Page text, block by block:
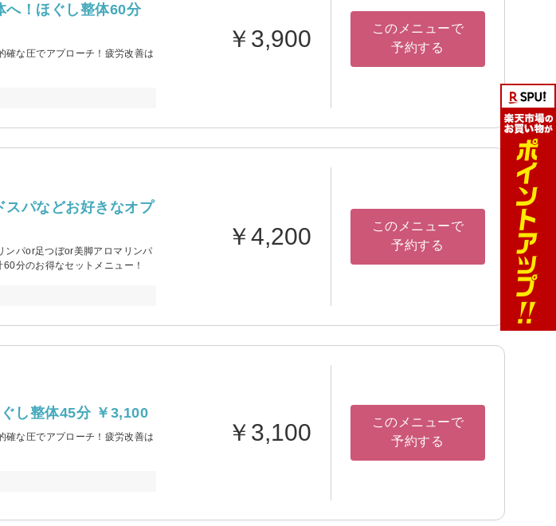
！ほぐし整体60分
確な圧でアプローチ！疲労改善は
￥3,900
このメニューで
予約する
スパなどお好きなオプ
ンパor足つぼor美脚アロマリンパ
分のお得なセットメニュー！
￥4,200
このメニューで
予約する
し整体45分 ￥3,100
確な圧でアプローチ！疲労改善は
￥3,100
このメニューで
予約する